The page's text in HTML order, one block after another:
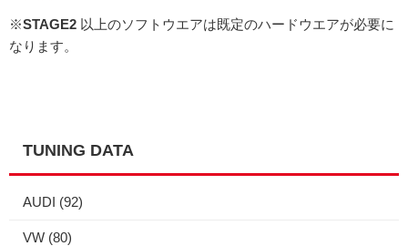
※STAGE2 以上のソフトウエアは既定のハードウエアが必要に
なります。
TUNING DATA
AUDI (92)
VW (80)